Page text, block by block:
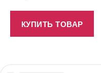
КУПИТЬ ТОВАР